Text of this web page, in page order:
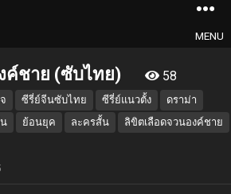
MENU
ค์ชาย (ซับไทย) 58
ซีรี่ย์จีนซับไทย ซีรี่ย์แนวตั้ง
ดราม่า
ย้อนยุค ละครสั้น
ลิขิตเลือดจวนองค์ชาย